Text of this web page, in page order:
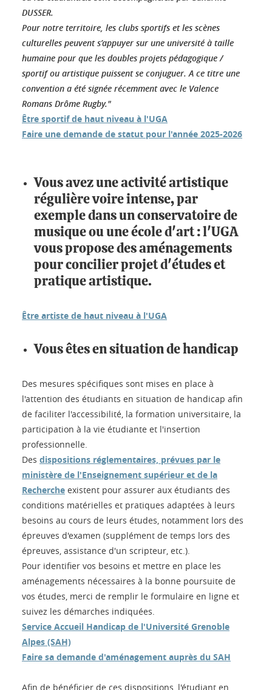
DUSSER.
Pour notre territoire, les clubs sportifs et les scènes
culturelles peuvent s’appuyer sur une université à taille
humaine pour que les doubles projets pédagogique /
sportif ou artistique puissent se conjuguer. A ce titre une
convention a été signée récemment avec le Valence
Romans Drôme Rugby."
Être sportif de haut niveau à l'UGA
Faire une demande de statut pour l'année 2025-2026
Vous avez une activité artistique
régulièrevoire intense, par
exemple dans un conservatoire de
musique ou une école d'art : l'UGA
vous propose des aménagements
pour concilier projet d'études et
pratique artistique.
Être artiste de haut niveau à l'UGA
Vous êtes en situation de handicap
Des mesures spécifiques sont mises en place à
l'attention des étudiants en situation de handicap afin
de faciliter l'accessibilité, la formation universitaire, la
participation à la vie étudiante et l'insertion
professionnelle.
Des dispositions réglementaires, prévues par le
ministère de l'Enseignement supérieur et de la
Recherche existent pour assurer aux étudiants des
conditions matérielles et pratiques adaptées à leurs
besoins au cours de leurs études, notamment lors des
épreuves d'examen (supplément de temps lors des
épreuves, assistance d'un scripteur, etc.).
Pour identifier vos besoins et mettre en place les
aménagements nécessaires à la bonne poursuite de
vos études, merci de remplir le formulaire en ligne et
suivez les démarches indiquées.
Service Accueil Handicap de l'Université Grenoble
Alpes (SAH)
Faire sa demande d'aménagement auprès du SAH
Afin de bénéficier de ces dispositions, l'étudiant en